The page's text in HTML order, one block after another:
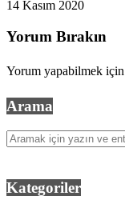
14 Kasım 2020
Yorum Bırakın
Yorum yapabilmek için
Arama
Kategoriler